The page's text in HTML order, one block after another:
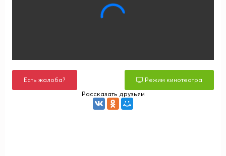
Есть жалоба?
Режим кинотеатра
Рассказать друзьям